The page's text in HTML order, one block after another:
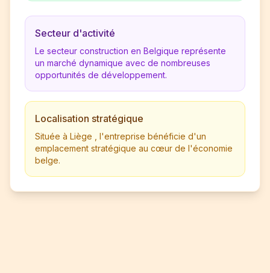
Secteur d'activité
Le secteur construction en Belgique représente
un marché dynamique avec de nombreuses
opportunités de développement.
Localisation stratégique
Située à Liège , l'entreprise bénéficie d'un
emplacement stratégique au cœur de l'économie
belge.